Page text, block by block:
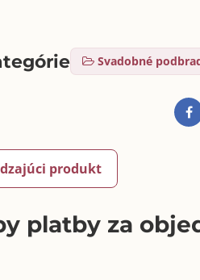
Svadobné
produkt
platby za